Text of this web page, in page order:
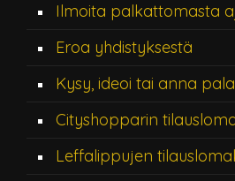
Ilmoita palkattomasta
Eroa yhdistyksestä
Kysy, ideoi tai anna
Cityshopparin
Leffalippujen